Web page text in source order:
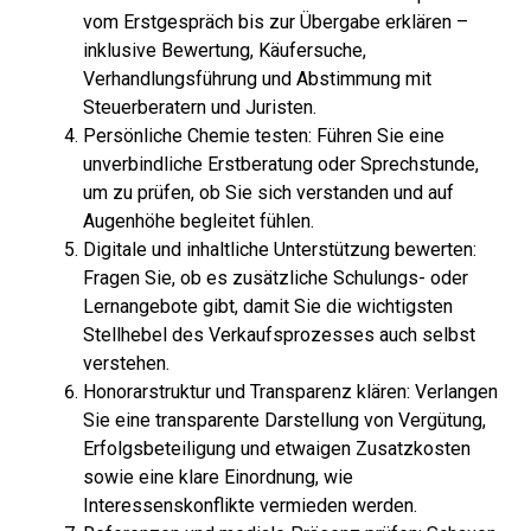
vom Erstgespräch bis zur Übergabe erklären –
inklusive Bewertung, Käufersuche,
Verhandlungsführung und Abstimmung mit
Steuerberatern und Juristen.
Persönliche Chemie testen: Führen Sie eine
unverbindliche Erstberatung oder Sprechstunde,
um zu prüfen, ob Sie sich verstanden und auf
Augenhöhe begleitet fühlen.
Digitale und inhaltliche Unterstützung bewerten:
Fragen Sie, ob es zusätzliche Schulungs- oder
Lernangebote gibt, damit Sie die wichtigsten
Stellhebel des Verkaufsprozesses auch selbst
verstehen.
Honorarstruktur und Transparenz klären: Verlangen
Sie eine transparente Darstellung von Vergütung,
Erfolgsbeteiligung und etwaigen Zusatzkosten
sowie eine klare Einordnung, wie
Interessenskonflikte vermieden werden.